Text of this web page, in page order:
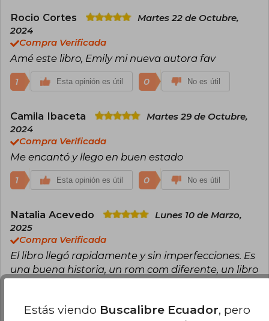
Rocio Cortes
Martes 22 de Octubre,
2024
Compra Verificada
Amé este libro, Emily mi nueva autora fav
1 Esta opinión es útil 0 No es útil
Camila Ibaceta
Martes 29 de Octubre,
2024
Compra Verificada
Me encantó y llego en buen estado
1 Esta opinión es útil 0 No es útil
Natalia Acevedo
Lunes 10 de Marzo,
2025
Compra Verificada
El libro llegó rapidamente y sin imperfecciones. Es
una buena historia, un rom com diferente, un libro
Esta opinión es útil 0 No es útil
Estás viendo Buscalibre Ecuador, pero